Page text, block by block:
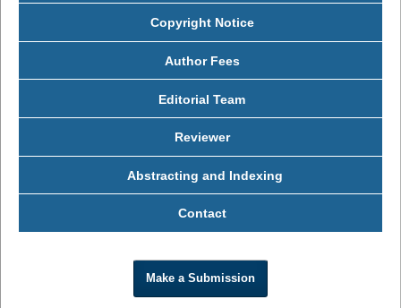
Copyright Notice
Author Fees
Editorial Team
Reviewer
Abstracting and Indexing
Contact
Make a Submission